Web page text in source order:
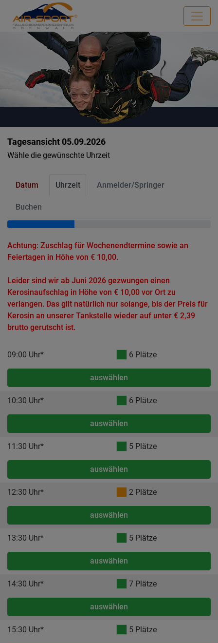
Tagesansicht 05.09.2026
Wähle die gewünschte Uhrzeit
Datum Uhrzeit Anmelder/Springer
Buchen
Achtung: Zuschlag für Wochenendtermine sowie an
Feiertagen in Höhe von € 10,00.
Leider sind wir ab Juni 2026 gezwungen einen
Kerosinaufschlag in Höhe von € 10,00 vor Ort zu
verlangen. Das gilt natürlich nur solange, bis der Preis für
Kerosin an unserer Tankstelle wieder auf unter € 2,39
brutto gerutscht ist.
09:00 Uhr* 6 Plätze
auswählen
10:30 Uhr* 6 Plätze
auswählen
11:30 Uhr* 5 Plätze
auswählen
12:30 Uhr* 2 Plätze
auswählen
13:30 Uhr* 5 Plätze
auswählen
14:30 Uhr* 7 Plätze
auswählen
15:30 Uhr* 5 Plätze